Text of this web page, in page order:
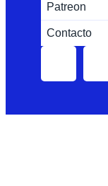
Patreon
Contacto